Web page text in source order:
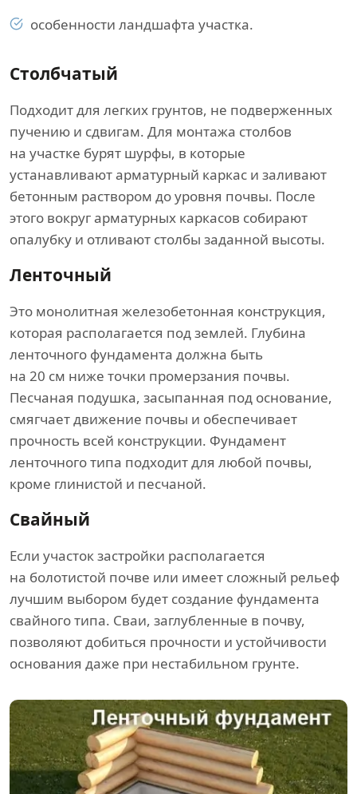
особенности ландшафта участка.
Столбчатый
Подходит для легких грунтов, не подверженных
пучению и сдвигам. Для монтажа столбов
на участке бурят шурфы, в которые
устанавливают арматурный каркас и заливают
бетонным раствором до уровня почвы. После
этого вокруг арматурных каркасов собирают
опалубку и отливают столбы заданной высоты.
Ленточный
Это монолитная железобетонная конструкция,
которая располагается под землей. Глубина
ленточного фундамента должна быть
на 20 см ниже точки промерзания почвы.
Песчаная подушка, засыпанная под основание,
смягчает движение почвы и обеспечивает
прочность всей конструкции. Фундамент
ленточного типа подходит для любой почвы,
кроме глинистой и песчаной.
Свайный
Если участок застройки располагается
на болотистой почве или имеет сложный рельеф
лучшим выбором будет создание фундамента
свайного типа. Сваи, заглубленные в почву,
позволяют добиться прочности и устойчивости
основания даже при нестабильном грунте.